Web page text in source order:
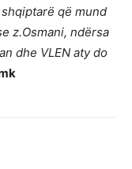
që mund
z.Osmani, ndërsa
dhe VLEN aty do